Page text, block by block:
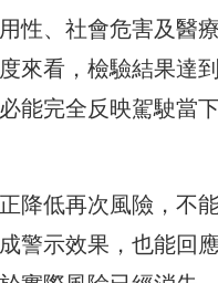
性、社會危害及醫
來看，檢驗結果達
能完全反映駕駛當
降低再次風險，不
警示效果，也能回